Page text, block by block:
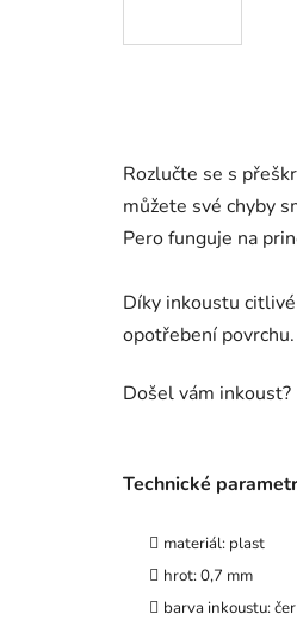
Rozlučte se s
můžete své chyby
Pero funguje na
Díky inkoustu
opotřebení
Došel vám
Technické
materiál: plast
hrot: 0,7 mm
barva inkoustu: